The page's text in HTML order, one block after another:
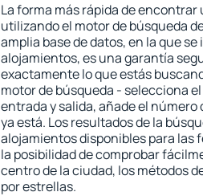
La forma más rápida de
utilizando el motor de búsqueda
amplia base de datos, en la que
alojamientos, es una garantía
exactamente lo que estás
motor de búsqueda - selecciona
entrada y salida, añade el
ya está. Los resultados de la
alojamientos disponibles para las
la posibilidad de comprobar
centro de la ciudad, los métodos
por estrellas.